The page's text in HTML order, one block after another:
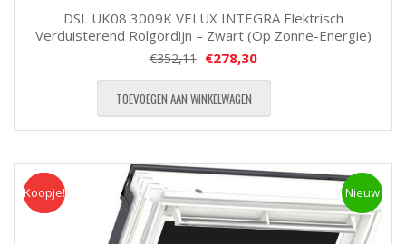
DSL UK08 3009K VELUX INTEGRA Elektrisch
Verduisterend Rolgordijn – Zwart (Op Zonne-Energie)
€352,11 €278,30
TOEVOEGEN AAN WINKELWAGEN
Koopje Nieuw
Koopje!